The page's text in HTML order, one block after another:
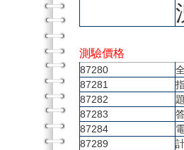
測驗價格
87280
87281
87282
87283
87284
87289